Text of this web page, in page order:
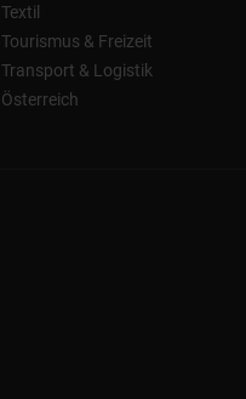
Textil
Tourismus & Freizeit
Transport & Logistik
Österreich